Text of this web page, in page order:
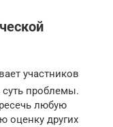
участников
проблемы.
любую
оценку других